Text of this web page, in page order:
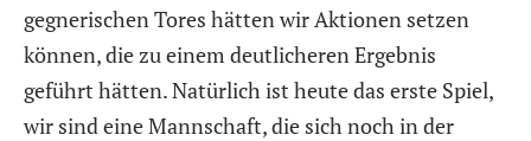
gegnerischen Tores hätten wir Aktionen setzen
können, die zu einem deutlicheren Ergebnis
geführt hätten. Natürlich ist heute das erste Spiel,
wir sind eine Mannschaft, die sich noch in der